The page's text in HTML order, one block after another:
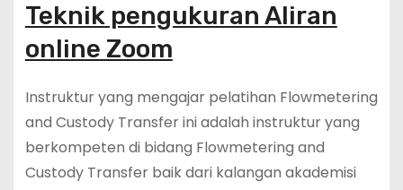
Teknik pengukuran Aliran
online Zoom
Instruktur yang mengajar pelatihan Flowmetering
and Custody Transfer ini adalah instruktur yang
berkompeten di bidang Flowmetering and
Custody Transfer baik dari kalangan akademisi